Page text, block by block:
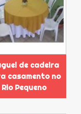
de cadeira
casamento no
Rio Pequeno